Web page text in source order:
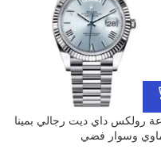
رولكس داي ديت رجالي بمينا
وسوار فضي